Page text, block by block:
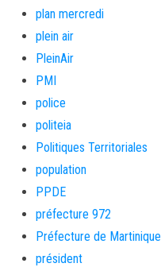
plan mercredi
plein air
PleinAir
PMI
police
politeia
Politiques Territoriales
population
PPDE
préfecture 972
Préfecture de Martinique
président